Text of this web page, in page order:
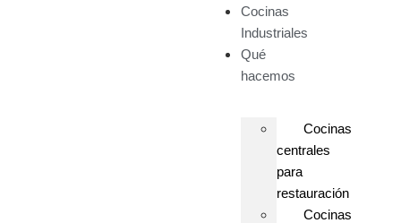
Cocinas
Industriales
Qué
hacemos
Cocinas
centrales
para
restauración
Cocinas